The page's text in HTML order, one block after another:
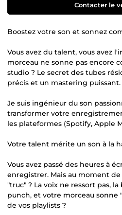
Contacter le
Boostez votre son et sonnez
Vous avez du talent, vous avez
morceau ne sonne pas encore
studio ? Le secret des tubes
précis et un mastering puissant.
Je suis ingénieur du son
transformer votre
les plateformes (Spotify, Apple
Votre talent mérite un son à la
Vous avez passé des heures à
enregistrer. Mais au moment
"truc" ? La voix ne ressort pas,
punch, et votre morceau sonne
de vos playlists ?